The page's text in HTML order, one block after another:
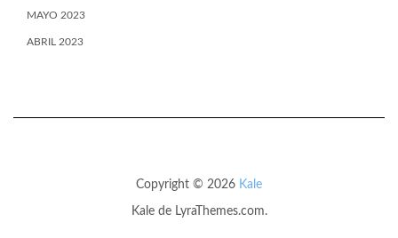
MAYO 2023
ABRIL 2023
Copyright © 2026 Kale
Kalede LyraThemes.com.